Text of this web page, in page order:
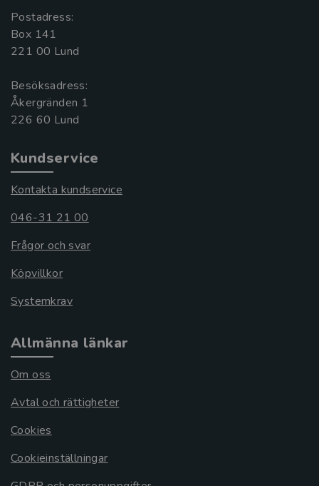
Postadress:
Box 141
221 00 Lund
Besöksadress:
Åkergränden 1
Kundservice
Kontakta kundservice
046-31 21 00
Frågor och svar
Köpvillkor
Systemkrav
Allmänna länkar
Om oss
Avtal och rättigheter
Cookies
Cookieinställningar